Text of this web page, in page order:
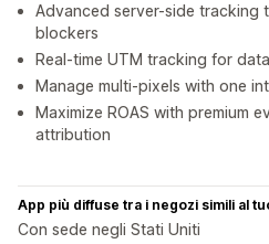
Advanced server-side tracking
blockers
Real-time UTM tracking for
Manage multi-pixels with one
Maximize ROAS with premium
attribution
App più diffuse tra i negozi simili al
Con sede negli Stati Uniti